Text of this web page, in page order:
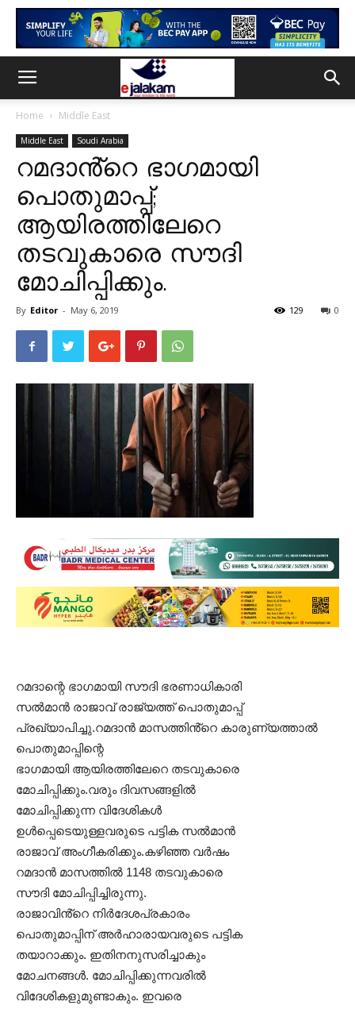
Home Middle East
Middle East Soudi Arabia
റമദാൻ്റെ ഭാഗമായി
പൊതുമാപ്പ്;
ആയിരത്തിലേറെ
തടവുകാരെ സൗദി
മോചിപ്പിക്കും.
By Editor - May 6, 2019 0
129
റമദാ​ന്റെ ഭാഗമായി സൗദി ഭരണാധികാരി
സല്‍മാന്‍ രാജാവ് രാജ്യത്ത് പൊതുമാപ്പ്
പ്രഖ്യാപിച്ചു.റമദാൻ മാസത്തിൻ്റെ കാരുണ്യത്താൽ
പൊതുമാപ്പിന്റെ
ഭാഗമായി ആയിരത്തിലേറെ തടവുകാരെ
മോചിപ്പിക്കും.വരും ദിവസങ്ങളില്‍
മോചിപ്പിക്കുന്ന വിദേശികള്‍
ഉള്‍പ്പെടെയുള്ളവരുടെ പട്ടിക സല്‍മാന്‍
രാജാവ് അംഗീകരിക്കും.കഴിഞ്ഞ വര്‍ഷം
റമദാൻ മാസത്തിൽ 1148 തടവുകാരെ
സൗദി മോചിപ്പിച്ചിരുന്നു.
രാജാവി​​ൻ്റെ നിര്‍ദേശപ്രകാരം
പൊതുമാപ്പിന് അര്‍ഹാരായവരുടെ പട്ടിക
തയാറാക്കും. ഇതിനനുസരിച്ചാകും
മോചനങ്ങള്‍. മോചിപ്പിക്കുന്നവരില്‍
വിദേശികളുമുണ്ടാകും. ഇവരെ